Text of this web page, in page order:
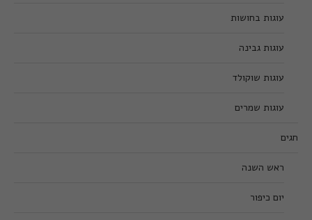
עוגות בחושות
עוגות גבינה
עוגות שוקולד
עוגות שמרים
חגים
ראש השנה
יום כיפור